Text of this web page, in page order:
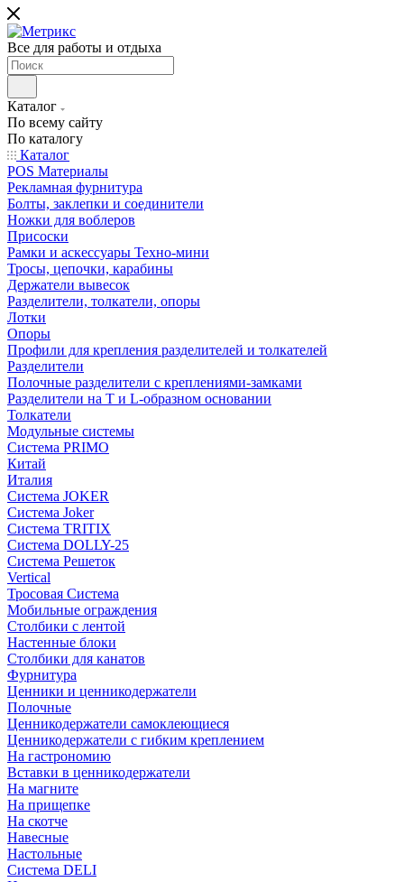
Все для работы и отдыха
Каталог
По всему сайту
По каталогу
Каталог
POS Материалы
Рекламная фурнитура
Болты, заклепки и соединители
Ножки для воблеров
Присоски
Рамки и аскессуары Техно-мини
Тросы, цепочки, карабины
Держатели вывесок
Разделители, толкатели, опоры
Лотки
Опоры
Профили для крепления разделителей и толкателей
Разделители
Полочные разделители с креплениями-замками
Разделители на Т и L-образном основании
Толкатели
Модульные системы
Система PRIMO
Китай
Италия
Система JOKER
Система Joker
Система TRITIX
Система DOLLY-25
Система Решеток
Vertical
Тросовая Система
Мобильные ограждения
Столбики с лентой
Настенные блоки
Столбики для канатов
Фурнитура
Ценники и ценникодержатели
Полочные
Ценникодержатели самоклеющиеся
Ценникодержатели с гибким креплением
На гастрономию
Вставки в ценникодержатели
На магните
На прищепке
На скотче
Навесные
Настольные
Система DELI